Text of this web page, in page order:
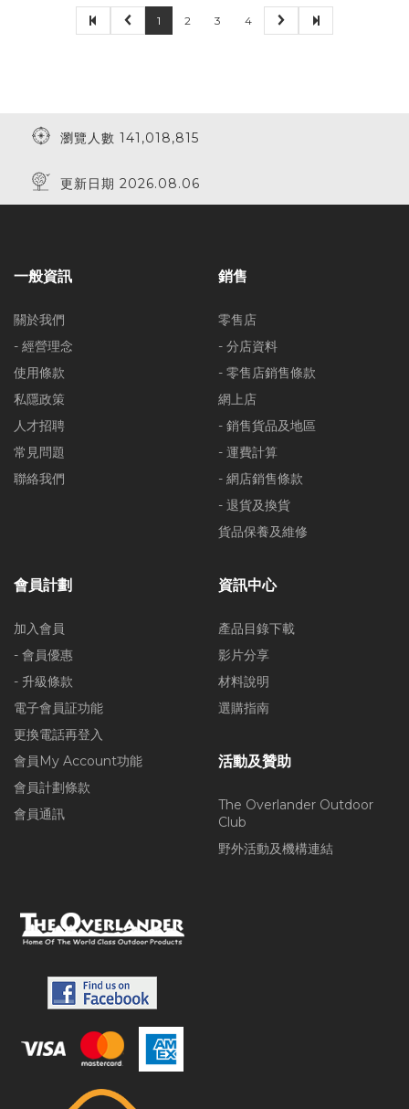
1 2 3 4
瀏覽人數 141,018,815
更新日期 2026.08.06
一般資訊
關於我們
- 經營理念
使用條款
私隱政策
人才招聘
常見問題
聯絡我們
銷售
零售店
- 分店資料
- 零售店銷售條款
網上店
- 銷售貨品及地區
- 運費計算
- 網店銷售條款
- 退貨及換貨
貨品保養及維修
會員計劃
加入會員
- 會員優惠
- 升級條款
電子會員証功能
更換電話再登入
會員My Account功能
會員計劃條款
會員通訊
資訊中心
產品目錄下載
影片分享
材料說明
選購指南
活動及贊助
The Overlander Outdoor
Club
野外活動及機構連結